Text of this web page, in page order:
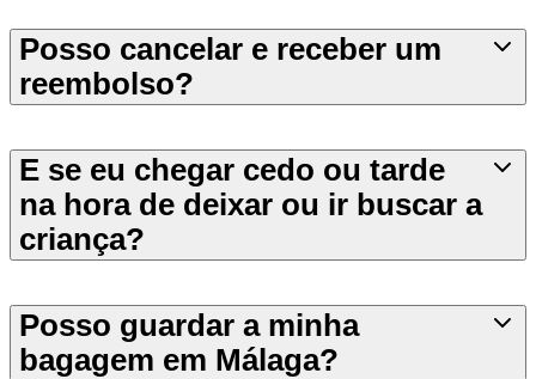
Posso cancelar e receber um
reembolso?
E se eu chegar cedo ou tarde
na hora de deixar ou ir buscar a
criança?
Posso guardar a minha
bagagem em Málaga?